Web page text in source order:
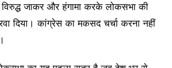
विरुद्ध जाकर और हंगामा करके लोकसभा की
दिया। कांग्रेस का मकसद चर्चा करना नहीं